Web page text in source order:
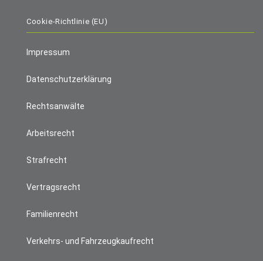
Cookie-Richtlinie (EU)
Impressum
Datenschutzerklärung
Rechtsanwälte
Arbeitsrecht
Strafrecht
Vertragsrecht
Familienrecht
Verkehrs- und Fahrzeugkaufrecht